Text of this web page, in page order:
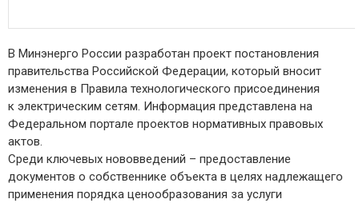
В Минэнерго России разработан проект постановления
правительства Российской Федерации, который вносит
изменения в Правила технологического присоединения
к электрическим сетям. Информация представлена на
Федеральном портале проектов нормативных правовых
актов.
Среди ключевых нововведений – предоставление
документов о собственнике объекта в целях надлежащего
применения порядка ценообразования за услуги